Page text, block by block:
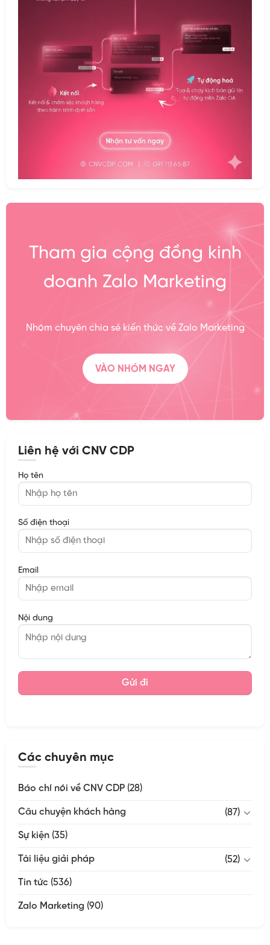
Tham gia cộng đồng kinh
doanh Zalo Marketing
Nhóm chuyên chia sẻ kiến thức về Zalo Marketing
VÀO NHÓM NGAY
Liên hệ với CNV CDP
Họ tên
Số điện thoại
Email
Nội dung
Các chuyên mục
Báo chí nói về CNV CDP(28)
Câu chuyện khách hàng (87)
Sự kiện(35)
Tài liệu giải pháp (52)
Tin tức (536)
Zalo Marketing (90)